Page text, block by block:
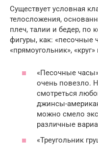
Существует условная
телосложения,
плеч, талии и бедер, по
фигуры, как: «песочные
«прямоугольник»,
«Песочные
очень повезло.
смотреться
джинсы-
можно смело
различные
«Треугольник